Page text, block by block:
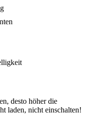
desto höher die
laden, nicht einschalten!